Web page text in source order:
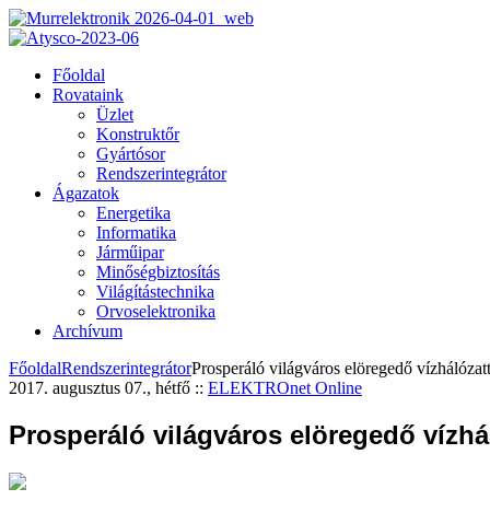
Főoldal
Rovataink
Üzlet
Konstruktőr
Gyártósor
Rendszerintegrátor
Ágazatok
Energetika
Informatika
Járműipar
Minőségbiztosítás
Világítástechnika
Orvoselektronika
Archívum
FőoldalRendszerintegrátorProsperáló világváros elöregedő
2017. augusztus 07., hétfő :: ELEKTROnet Online
Prosperáló világváros elöregedő